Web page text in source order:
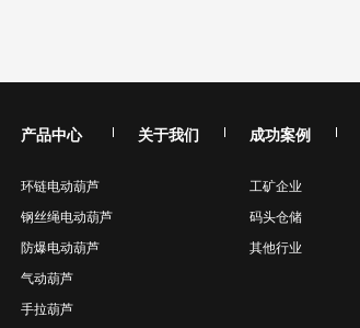
产品中心
环链电动葫芦
钢丝绳电动葫芦
防爆电动葫芦
气动葫芦
手拉葫芦
关于我们 成功案例
工矿企业
码头仓储
其他行业